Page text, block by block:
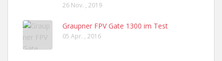
26 Nov. , 2019
Graupner FPV Gate 1300 im Test
05 Apr. , 2016